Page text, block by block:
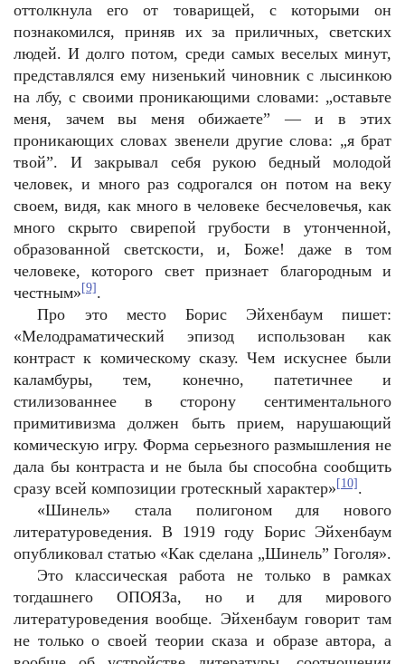
оттолкнула его от товарищей, с которыми он
познакомился, приняв их за приличных, светских
людей. И долго потом, среди самых веселых минут,
представлялся ему низенький чиновник с лысинкою
на лбу, с своими проникающими словами: „оставьте
меня, зачем вы меня обижаете” — и в этих
проникающих словах звенели другие слова: „я брат
твой”. И закрывал себя рукою бедный молодой
человек, и много раз содрогался он потом на веку
своем, видя, как много в человеке бесчеловечья, как
много скрыто свирепой грубости в утонченной,
образованной светскости, и, Боже! даже в том
человеке, которого свет признает благородным и
честным» [9] .
Про это место Борис Эйхенбаум пишет:
«Мелодраматический эпизод использован как
контраст к комическому сказу. Чем искуснее были
каламбуры, тем, конечно, патетичнее и
стилизованнее в сторону сентиментального
примитивизма должен быть прием, нарушающий
комическую игру. Форма серьезного размышления не
дала бы контраста и не была бы способна сообщить
сразу всей композиции гротескный характер» [10] .
«Шинель» стала полигоном для нового
литературоведения. В 1919 году Борис Эйхенбаум
опубликовал статью «Как сделана „Шинель” Гоголя».
Это классическая работа не только в рамках
тогдашнего ОПОЯЗа, но и для мирового
литературоведения вообще. Эйхенбаум говорит там
не только о своей теории сказа и образе автора, а